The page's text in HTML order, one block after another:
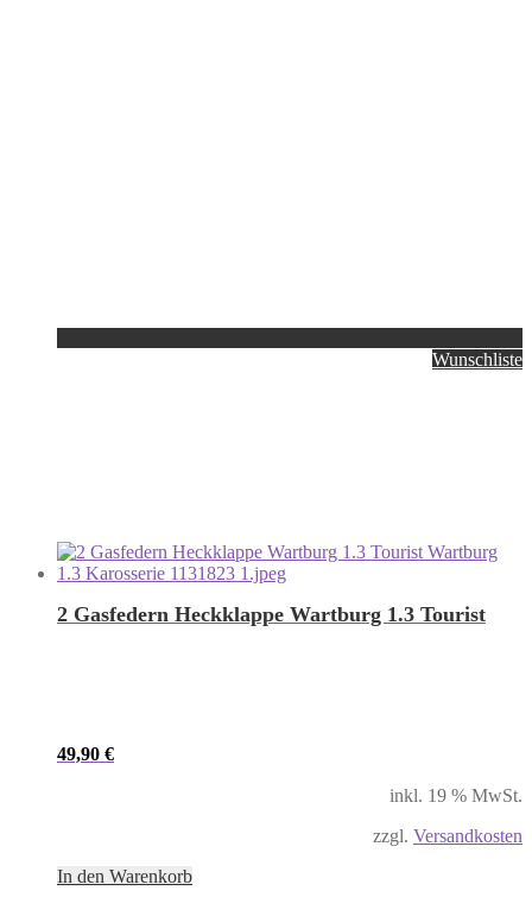
Wunschliste
2 Gasfedern Heckklappe Wartburg 1.3 Tourist
49,90 €
inkl. 19 % MwSt.
zzgl. Versandkosten
In den Warenkorb